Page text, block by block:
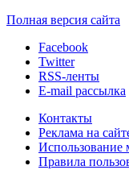
Полная версия сайта
Facebook
Twitter
RSS-ленты
E-mail рассылка
Контакты
Реклама на
Использование
Правила